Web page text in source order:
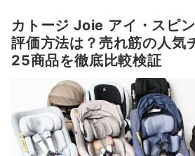
カトージ Joie アイ・ス
評価方法は？売れ筋の人気
25商品を徹底比較検証